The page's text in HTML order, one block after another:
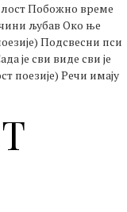
Побожно време
чини љубав Око ње
Подсвесни пси
је сви виде сви је
поезије) Речи имају